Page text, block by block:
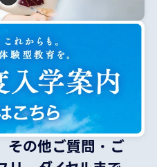
その他ご質問・ご